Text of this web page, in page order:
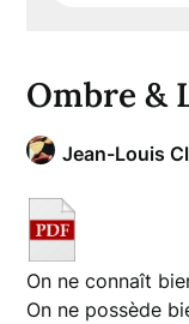
Ombre &
Jean-Louis
On ne connaît
On ne possède